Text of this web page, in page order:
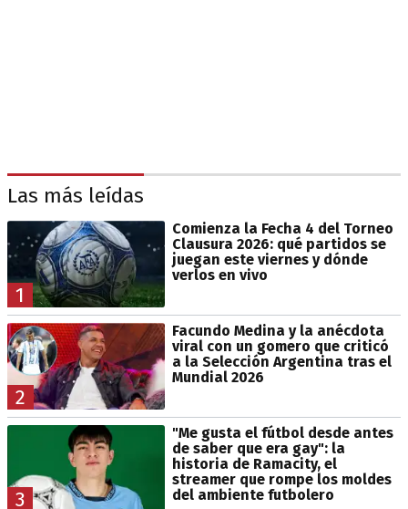
Las más leídas
1
Comienza la Fecha 4 del Torneo
Clausura 2026: qué partidos se
juegan este viernes y dónde
verlos en vivo
2
Facundo Medina y la anécdota
viral con un gomero que criticó
a la Selección Argentina tras el
Mundial 2026
3
"Me gusta el fútbol desde antes
de saber que era gay": la
historia de Ramacity, el
streamer que rompe los moldes
del ambiente futbolero